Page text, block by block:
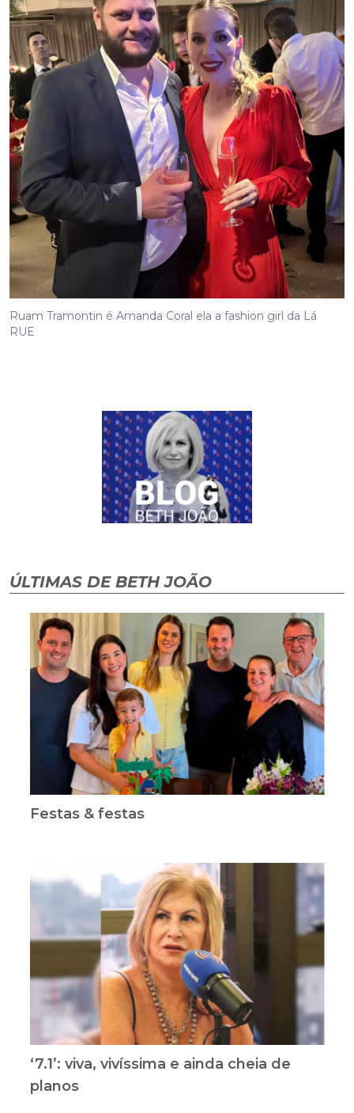
Ruam Tramontin é Amanda Coral ela a fashion girl da Lá
RUE
ÚLTIMAS DE BETH JOÃO
Festas & festas
‘7.1’: viva, vivíssima e ainda cheia de
planos